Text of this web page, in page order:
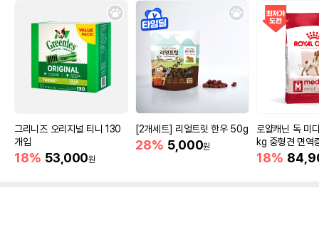
그리니즈 오리지널 티니 130
개입
18% 53,000원
[2개세트] 리얼트릿 한우 50g
28% 5,000원
로얄캐닌 독 미
kg 중형견 면역
18%